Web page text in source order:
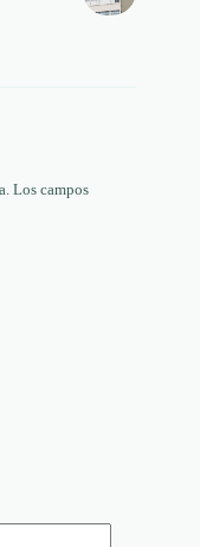
Los campos